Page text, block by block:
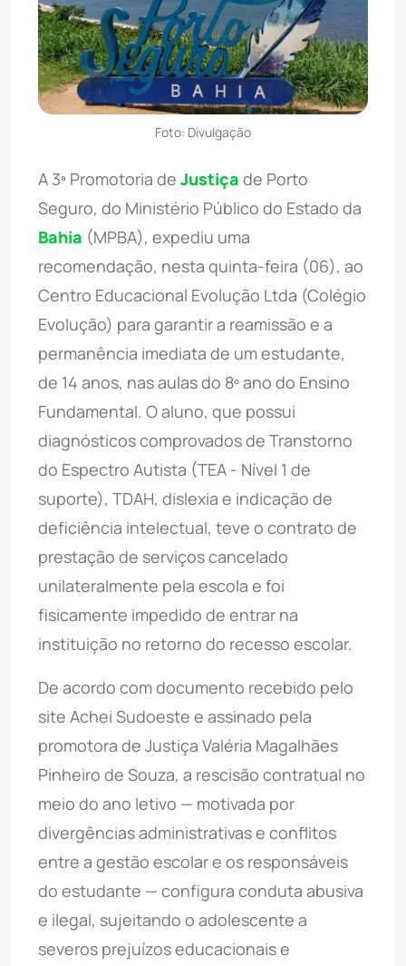
Foto: Divulgação
A 3ª Promotoria de Justiça de Porto
Seguro, do Ministério Público do Estado da
Bahia (MPBA), expediu uma
recomendação, nesta quinta-feira (06), ao
Centro Educacional Evolução Ltda (Colégio
Evolução) para garantir a reamissão e a
permanência imediata de um estudante,
de 14 anos, nas aulas do 8º ano do Ensino
Fundamental. O aluno, que possui
diagnósticos comprovados de Transtorno
do Espectro Autista (TEA - Nível 1 de
suporte), TDAH, dislexia e indicação de
deficiência intelectual, teve o contrato de
prestação de serviços cancelado
unilateralmente pela escola e foi
fisicamente impedido de entrar na
instituição no retorno do recesso escolar.
De acordo com documento recebido pelo
site Achei Sudoeste e assinado pela
promotora de Justiça Valéria Magalhães
Pinheiro de Souza, a rescisão contratual no
meio do ano letivo — motivada por
divergências administrativas e conflitos
entre a gestão escolar e os responsáveis
do estudante — configura conduta abusiva
e ilegal, sujeitando o adolescente a
severos prejuízos educacionais e